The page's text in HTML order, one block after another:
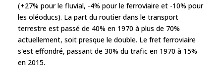
(+27% pour le fluvial, -4% pour le ferroviaire et -10% pour
les oléoducs). La part du routier dans le transport
terrestre est passé de 40% en 1970 à plus de 70%
actuellement, soit presque le double. Le fret ferroviaire
s'est effondré, passant de 30% du trafic en 1970 à 15%
en 2015.